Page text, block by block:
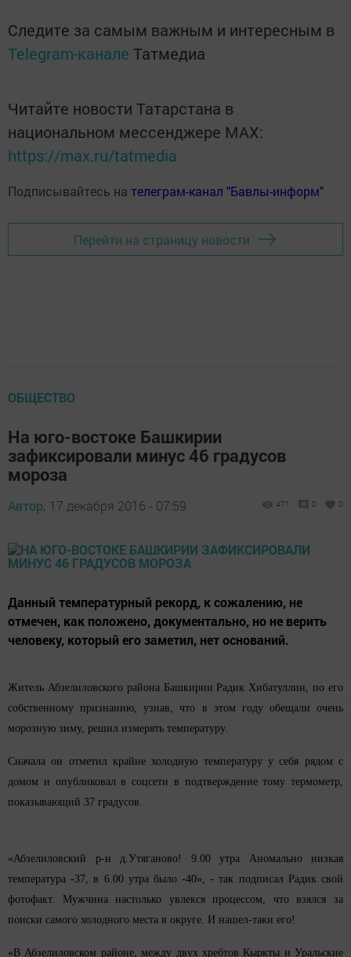
Следите за самым важным и интересным в
Telegram-канале Татмедиа
Читайте новости Татарстана в
национальном мессенджере MАХ:
https://max.ru/tatmedia
Подписывайтесь на телеграм-канал "Бавлы-информ"
Перейти на страницу новости
ОБЩЕСТВО
На юго-востоке Башкирии
зафиксировали минус 46 градусов
мороза
Автор, 17 декабря 2016 - 07:59 471 0 0
Данный температурный рекорд, к сожалению, не
отмечен, как положено, документально, но не верить
человеку, который его заметил, нет оснований.
Житель Абзелиловского района Башкирии Радик Хибатуллин, по его
собственному признанию, узнав, что в этом году обещали очень
морозную зиму, решил измерять температуру.
Сначала он отметил крайне холодную температуру у себя рядом с
домом и опубликовал в соцсети в подтверждение тому термометр,
показывающий 37 градусов.
«Абзелиловский р-н д.Утяганово! 9.00 утра Аномально низкая
температура -37, в 6.00 утра было -40», - так подписал Радик свой
фотофакт.
Мужчина настолько увлекся процессом, что взялся за
поиски самого холодного места в округе. И нашел-таки его!
«В Абзелиловском районе, между двух хребтов Кыркты и Уральские